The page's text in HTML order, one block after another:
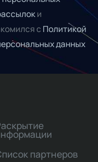
и
с Политикой
данных
партнеров